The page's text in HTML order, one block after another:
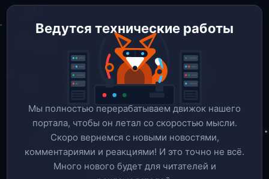
Ведутся технические работы
Мы полностью перерабатываем движок нашего
портала, чтобы он летал со скоростью мысли.
Скоро вернемся c новыми новостями,
комментариями и реакциями! И это точно не всё.
Много нового будет для читателей и